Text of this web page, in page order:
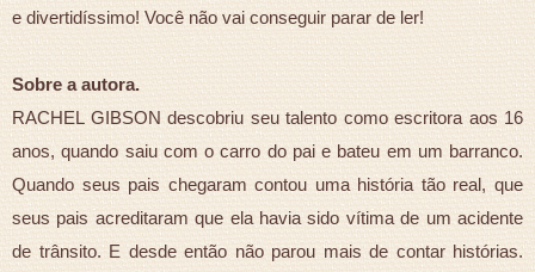
e divertidíssimo! Você não vai conseguir parar de ler!
Sobre a autora.
RACHEL GIBSON descobriu seu talento como escritora aos 16
anos, quando saiu com o carro do pai e bateu em um barranco.
Quando seus pais chegaram contou uma história tão real, que
seus pais acreditaram que ela havia sido vítima de um acidente
de trânsito. E desde então não parou mais de contar histórias.